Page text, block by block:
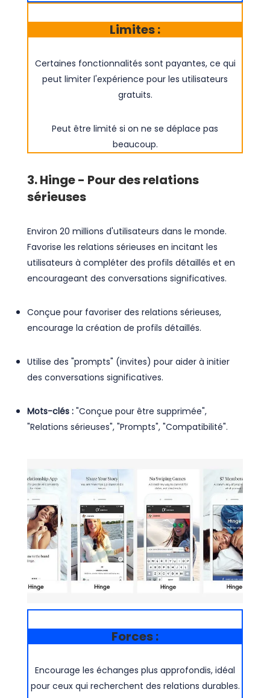
Limites :
Certaines fonctionnalités sont payantes, ce qui
peut limiter l'expérience pour les utilisateurs
gratuits.
Peut être limité si on ne se déplace pas
beaucoup.
3. Hinge - Pour des relations
sérieuses
Environ 20 millions d'utilisateurs dans le monde.
Favorise les relations sérieuses en incitant les
utilisateurs à compléter des profils détaillés et en
encourageant des conversations significatives.
Conçue pour favoriser des relations sérieuses,
encourage la création de profils détaillés.
Utilise des "prompts" (invites) pour aider à initier
des conversations significatives.
Mots-clés : "Conçue pour être supprimée",
"Relations sérieuses", "Prompts", "Compatibilité".
Forces :
Encourage les échanges plus approfondis, idéal
pour ceux qui recherchent des relations durables.